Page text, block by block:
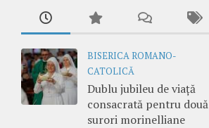
BISERICA ROMANO-
CATOLICĂ
Dublu jubileu de viață
consacrată pentru două
surori morinelliane